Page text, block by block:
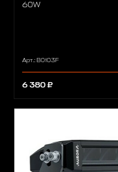
60W
Арт.: B0103F
6 380 ₽